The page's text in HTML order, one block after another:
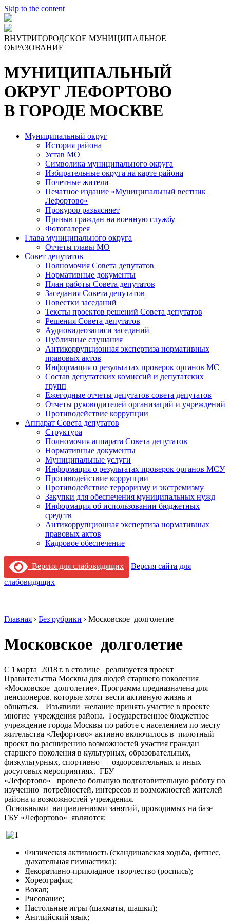
Skip to the content
ВНУТРИГОРОДСКОЕ МУНИЦИПАЛЬНОЕ
ОБРАЗОВАНИЕ
МУНИЦИПАЛЬНЫЙ
ОКРУГ ЛЕФОРТОВО
В ГОРОДЕ МОСКВЕ
Муниципальный округ
История района
Устав МО
Символика муниципального округа
Избирательные округа на карте района
Почетные жители
Печатное издание «Муниципальный вестник
Лефортово»
Прокурор разъясняет
Призыв граждан на военную службу
Фотогалерея
Глава муниципального округа
Отчеты главы МО
Совет депутатов
Полномочия Совета депутатов
Нормативные документы
План работы Совета депутатов
Заседания Cовета депутатов
Повестки заседаний
Тексты проектов решений Совета депутатов
Решения Совета депутатов
Аудиовидеозаписи заседаний
Публичные слушания
Антикоррупционная экспертиза нормативных
правовых актов
Информация о результатах проверок органов МС
Состав депутатских комиссий и депутатских
групп
Ежегодные отчеты депутатов совета депутатов
Отчеты руководителей организаций и учреждений
Противодействие коррупции
Аппарат Совета депутатов
Структура
Полномочия аппарата Совета депутатов
Нормативные документы
Муниципальные услуги
Информация о результатах проверок органов МСУ
Противодействие коррупции
Противодействие терроризму и экстремизму
Закупки для обеспечения муниципальных нужд
Информация об использовании бюджетных
средств
Антикоррупционная экспертиза нормативных
правовых актов
Кадровое обеспечение
Версия для слабовидящих
Версия сайта для
слабовидящих
Главная › Без рубрики › Московское долголетие
Московское долголетие
С 1 марта 2018 г. в столице реализуется проект
Правительства Москвы для людей старшего поколения
«Московское долголетие». Программа предназначена для
пенсионеров, которые хотят вести активную жизнь и
общаться. Изъявили желание принять участие в проекте
многие учреждения района. Государственное бюджетное
учреждение города Москвы по работе с населением по месту
жительства «Лефортово» активно включилось в пилотный
проект по расширению возможностей участия граждан
старшего поколения в культурных, образовательных,
физкультурных, спортивно — оздоровительных и иных
досуговых мероприятиях. ГБУ
«Лефортово» провело большую подготовительную работу по
изучению потребностей, интересов и возможностей жителей
района и возможностей учреждения.
Основными направлениями занятий, проводимых на базе
ГБУ «Лефортово» являются:
Физическая активность (скандинавская ходьба, фитнес,
дыхательная гимнастика);
Декоративно-прикладное творчество (роспись);
Хореография;
Вокал;
Рисование;
Настольные игры (шахматы, шашки);
Английский язык;